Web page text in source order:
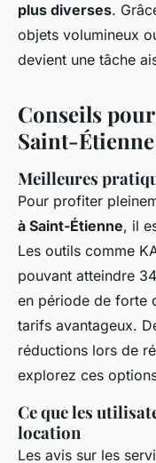
plus diverses.
objets volumineux
devient une tâche
Conseils
Saint-Étienne
Meilleures
Pour profiter
à Saint-Étienne, il
Les outils comme
pouvant atteindre
en période de forte
tarifs avantageux.
réductions lors de
explorez ces
Ce que les
location
Les avis sur les